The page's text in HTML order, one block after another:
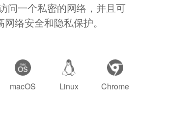
问一个私密的网络，并且可
络安全和隐私保护。
macOS Linux Chrome